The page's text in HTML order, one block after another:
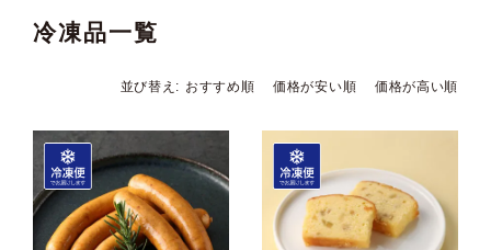
冷凍品一覧
並び替え おすすめ順 価格が安い順 価格が高い順